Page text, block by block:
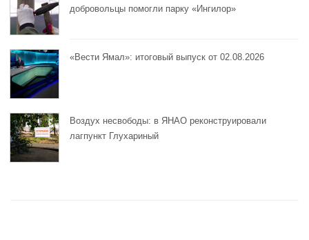
добровольцы помогли парку «Ингилор»
«Вести Ямал»: итоговый выпуск от 02.08.2026
Воздух несвободы: в ЯНАО реконструировали
лагпункт Глухариный